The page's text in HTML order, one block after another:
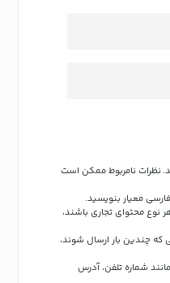
نظرات نامربوط ممکن است
معیار بنویسید.
نوع محتوای تجاری باشند،
که چندین بار ارسال شوند،
شماره تلفن، آدرس